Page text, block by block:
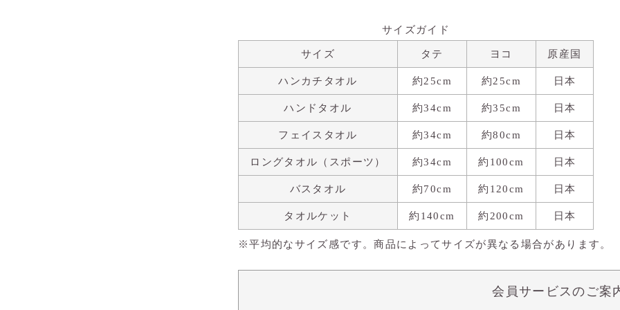
サイズガイド
サイズ タテ ヨコ 原産国
ハンカチタオル 約25cm 約25cm 日本
ハンドタオル 約34cm 約35cm 日本
フェイスタオル 約34cm 約80cm 日本
ロングタオル（スポーツ） 約34cm 約100cm 日本
バスタオル 約70cm 約120cm 日本
タオルケット 約140cm 約200cm 日本
※平均的なサイズ感です。商品によってサイズが異なる場合があります。
会員サービスのご案